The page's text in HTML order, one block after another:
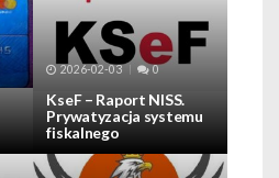
2026-02-03 0
KseF – Raport NISS.
Prywatyzacja systemu
fiskalnego